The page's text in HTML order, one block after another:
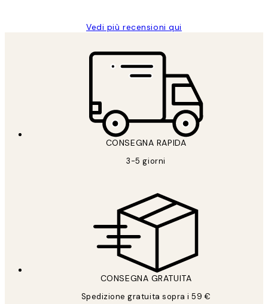
Vedi più recensioni qui
CONSEGNA RAPIDA
3-5 giorni
CONSEGNA GRATUITA
Spedizione gratuita sopra i 59 €